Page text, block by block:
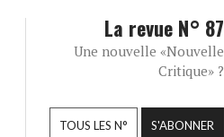
La revue N° 87
Une nouvelle «Nouvelle
Critique» ?
TOUS LES N° S'ABONNER